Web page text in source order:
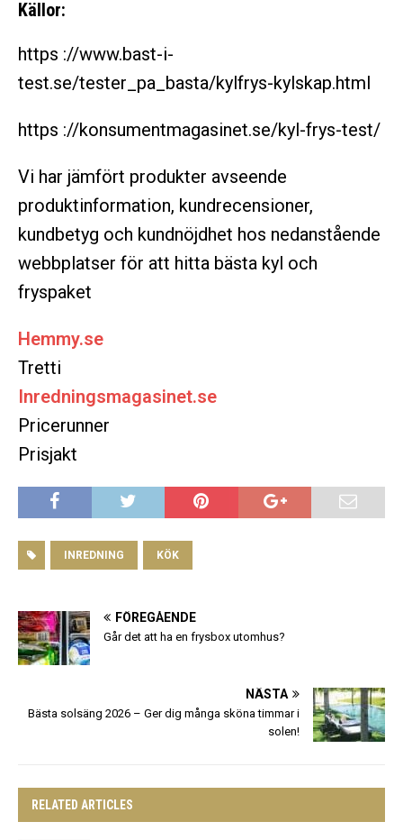
Källor:
https ://www.bast-i-
test.se/tester_pa_basta/kylfrys-kylskap.html
https ://konsumentmagasinet.se/kyl-frys-test/
Vi har jämfört produkter avseende
produktinformation, kundrecensioner,
kundbetyg och kundnöjdhet hos nedanstående
webbplatser för att hitta bästa kyl och
fryspaket
Hemmy.se
Tretti
Inredningsmagasinet.se
Pricerunner
Prisjakt
INREDNING KÖK
FÖREGÅENDE
Går det att ha en frysbox utomhus?
NÄSTA
Bästa solsäng 2026 – Ger dig många sköna timmar i
solen!
RELATED ARTICLES